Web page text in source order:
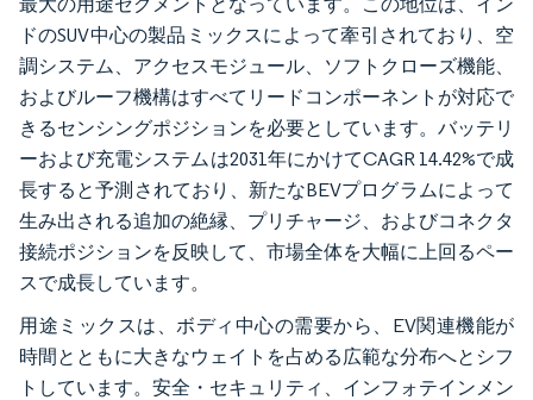
ドのSUV中心の製品ミックスによって牽引されており、空
調システム、アクセスモジュール、ソフトクローズ機能、
およびルーフ機構はすべてリードコンポーネントが対応で
きるセンシングポジションを必要としています。バッテリ
ーおよび充電システムは2031年にかけてCAGR 14.42%で成
長すると予測されており、新たなBEVプログラムによって
生み出される追加の絶縁、プリチャージ、およびコネクタ
接続ポジションを反映して、市場全体を大幅に上回るペー
スで成長しています。
用途ミックスは、ボディ中心の需要から、EV関連機能が
時間とともに大きなウェイトを占める広範な分布へとシフ
トしています。安全・セキュリティ、インフォテインメン